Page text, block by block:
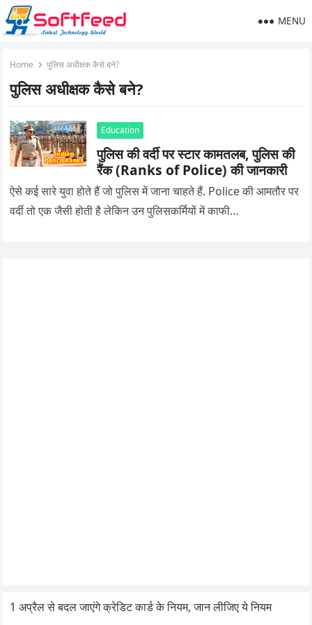
MENU
Home पुलिस अधीक्षक कैसे बने?
पुलिस अधीक्षक कैसे बने?
Education
पुलिस की वर्दी पर स्टार कामतलब, पुलिस की
रैंक (Ranks of Police) की जानकारी
ऐसे कई सारे युवा होते हैं जो पुलिस में जाना चाहते हैं. Police की आमतौर पर
वर्दी तो एक जैसी होती है लेकिन उन पुलिसकर्मियों में काफी…
1 अप्रैल से बदल जाएंगे क्रेडिट कार्ड के नियम, जान लीजिए ये नियम